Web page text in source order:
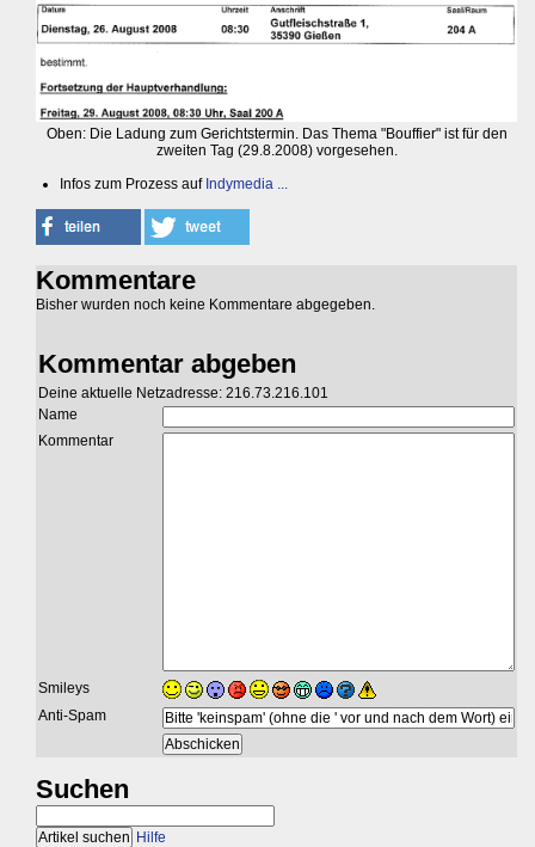
Oben: Die Ladung zum Gerichtstermin. Das Thema "Bouffier" ist für den
zweiten Tag (29.8.2008) vorgesehen.
Infos zum Prozess auf Indymedia ...
Kommentare
Bisher wurden noch keine Kommentare abgegeben.
Kommentar abgeben
Deine aktuelle Netzadresse: 216.73.216.101
Name
Kommentar
Smileys
Anti-Spam
Suchen
Hilfe